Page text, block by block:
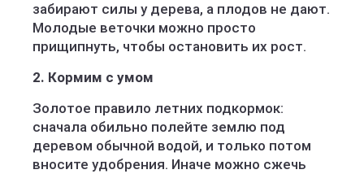
забирают силы у дерева, а плодов не дают.
Молодые веточки можно просто
прищипнуть, чтобы остановить их рост.
2. Кормим с умом
Золотое правило летних подкормок:
сначала обильно полейте землю под
деревом обычной водой, и только потом
вносите удобрения. Иначе можно сжечь